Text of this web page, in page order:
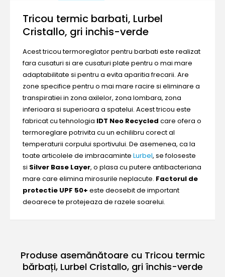
Tricou termic barbati, Lurbel
Cristallo, gri inchis-verde
Acest tricou termoreglator pentru barbati este realizat
fara cusaturi si are cusaturi plate pentru o mai mare
adaptabilitate si pentru a evita aparitia frecarii. Are
zone specifice pentru o mai mare racire si eliminare a
transpiratiei in zona axilelor, zona lombara, zona
inferioara si superioara a spatelui. Acest tricou este
fabricat cu tehnologia IDT Neo Recycled care ofera o
termoreglare potrivita cu un echilibru corect al
temperaturii corpului sportivului. De asemenea, ca la
toate articolele de imbracaminte Lurbel, se foloseste
si Silver Base Layer, o plasa cu putere antibacteriana
mare care elimina mirosurile neplacute. Factorul de
protectie UPF 50+ este deosebit de important
deoarece te protejeaza de razele soarelui.
Produse asemănătoare cu Tricou termic
bărbați, Lurbel Cristallo, gri închis-verde